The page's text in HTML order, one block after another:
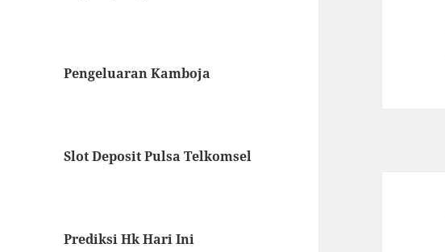
Pengeluaran Kamboja
Slot Deposit Pulsa Telkomsel
Prediksi Hk Hari Ini